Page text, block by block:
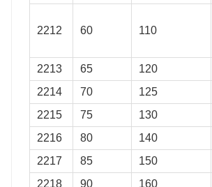
2212 60 110
2213 65 120
2214
70 125
2215
75 130
2216
80 140
2217
85 150
2218
90 160